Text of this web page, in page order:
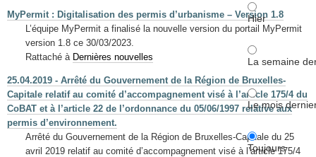
Hier
La semaine
Le mois
Toujours
MyPermit : Digitalisation des permis d’urbanisme – Version 1.8
L’équipe MyPermit a finalisé la nouvelle version du portail MyPermit
version 1.8 ce 30/03/2023.
Rattaché à Dernières nouvelles
25.04.2019 - Arrêté du Gouvernement de la Région de Bruxelles-
Capitale relatif au comité d’accompagnement visé à l’article 175/4 du
CoBAT et à l’article 22 de l’ordonnance du 05/06/1997 relative aux
permis d’environnement.
Arrêté du Gouvernement de la Région de Bruxelles-Capitale du 25
avril 2019 relatif au comité d’accompagnement visé à l’article 175/4